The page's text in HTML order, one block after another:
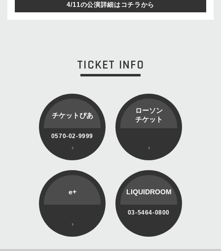
4/11の公演詳細はコチラから
TICKET INFO
チケットぴあ
0570-02-9999
ローソン
チケット
e+ LIQUIDROOM
03-5464-0800